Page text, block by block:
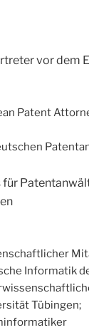
vor dem
Patent
für
Informatik
Tübingen;